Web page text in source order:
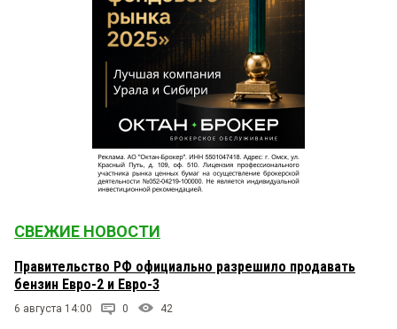
СВЕЖИЕ НОВОСТИ
Правительство РФ официально разрешило продавать
бензин Евро-2 и Евро-3
6 августа 14:00 0 42